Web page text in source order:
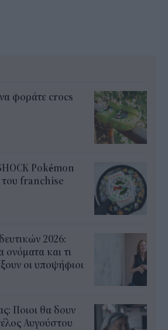
να φοράτε crocs
Pokémon
του franchise
2026:
ονόματα και τι
οι υποψήφιοι
Ποιοι θα δουν
Αυγούστου